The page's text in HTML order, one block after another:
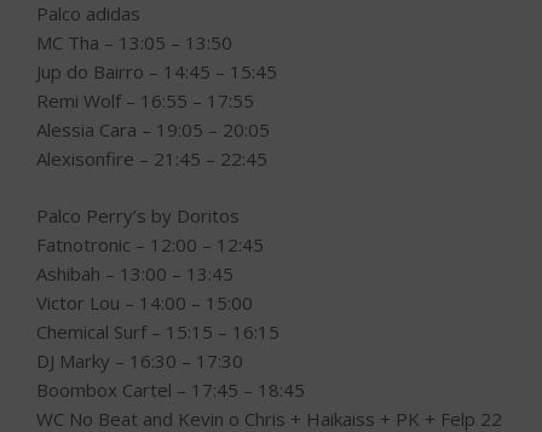
Palco adidas
MC Tha – 13:05 – 13:50
Jup do Bairro – 14:45 – 15:45
Remi Wolf – 16:55 – 17:55
Alessia Cara – 19:05 – 20:05
Alexisonfire – 21:45 – 22:45
Palco Perry’s by Doritos
Fatnotronic – 12:00 – 12:45
Ashibah – 13:00 – 13:45
Victor Lou – 14:00 – 15:00
Chemical Surf – 15:15 – 16:15
DJ Marky – 16:30 – 17:30
Boombox Cartel – 17:45 – 18:45
WC No Beat and Kevin o Chris + Haikaiss + PK + Felp 22